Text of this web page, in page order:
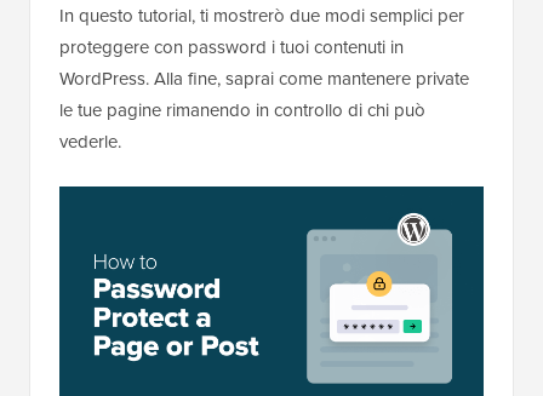
In questo tutorial, ti mostrerò due modi semplici per
proteggere con password i tuoi contenuti in
WordPress. Alla fine, saprai come mantenere private
le tue pagine rimanendo in controllo di chi può
vederle.